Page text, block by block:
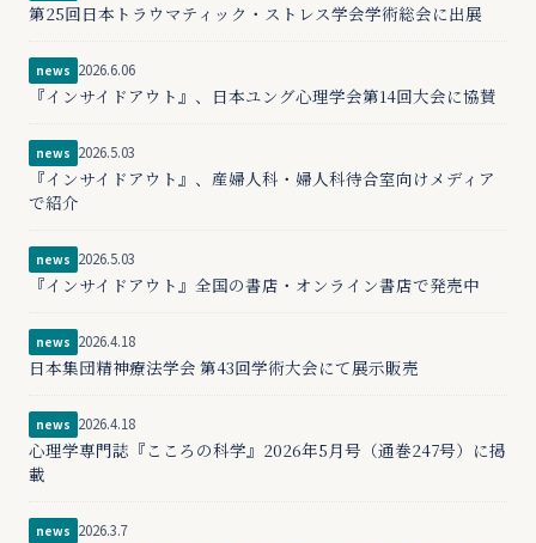
第25回日本トラウマティック・ストレス学会学術総会に出展
news 2026.6.06
『インサイドアウト』、日本ユング心理学会第14回大会に協賛
news 2026.5.03
『インサイドアウト』、産婦人科・婦人科待合室向けメディア
で紹介
news 2026.5.03
『インサイドアウト』全国の書店・オンライン書店で発売中
news 2026.4.18
日本集団精神療法学会 第43回学術大会にて展示販売
news 2026.4.18
心理学専門誌『こころの科学』2026年5月号（通巻247号）に掲
載
news 2026.3.7